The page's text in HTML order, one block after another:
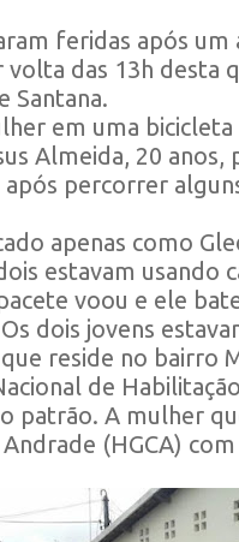
feridas após
das 13h desta
Santana.
em uma
Almeida, 20
percorrer
apenas como
estavam usando
voou e ele
dois jovens
reside no bairro
de
patrão. A mulher
(HGCA)